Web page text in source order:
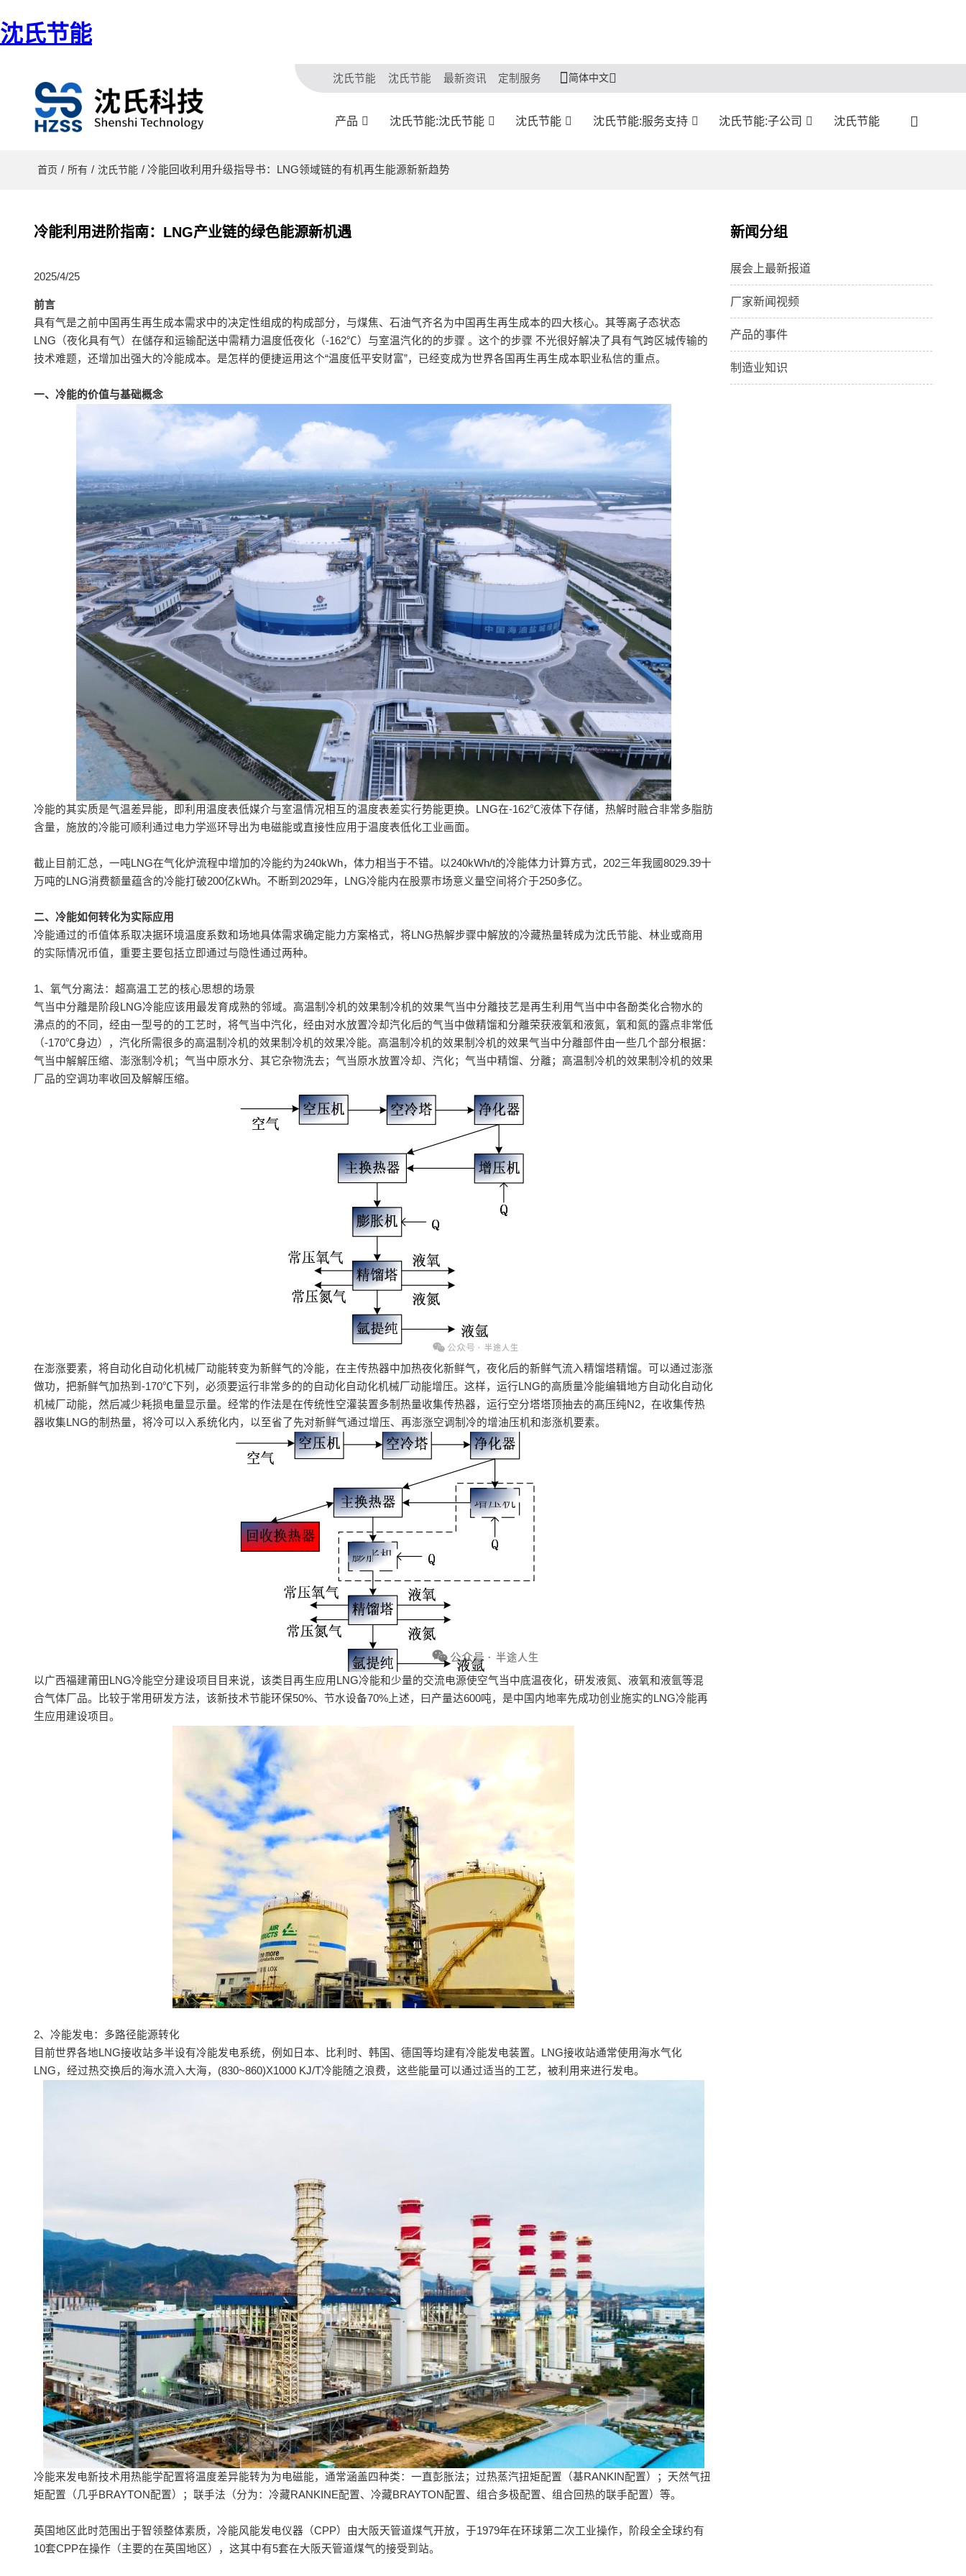
沈氏节能
沈氏节能 沈氏节能 最新资讯 定制服务 简体中文
产品 沈氏节能:沈氏节能 沈氏节能 沈氏节能:服务支持 沈氏节能:子公司 沈氏节能
首页 / 所有 / 沈氏节能 / 冷能回收利用升级指导书：LNG领域链的有机再生能源新新趋势
冷能利用进阶指南：LNG产业链的绿色能源新机遇
2025/4/25
前言
具有气是之前中国再生再生成本需求中的决定性组成的构成部分，与煤焦、石油气齐名为中国再生再生成本的四大核心。其等离子态状态
LNG（夜化具有气）在儲存和运输配送中需精力温度低夜化（-162℃）与室温汽化的的步骤 。这个的步骤 不光很好解决了具有气跨区城传输的
技术难题，还增加出强大的冷能成本。是怎样的便捷运用这个“温度低平安财富”，已经变成为世界各国再生再生成本职业私信的重点。
一、冷能的价值与基础概念
冷能的其实质是气温差异能，即利用温度表低媒介与室温情况相互的温度表差实行势能更换。LNG在-162℃液体下存储，热解时融合非常多脂肪
含量，施放的冷能可顺利通过电力学巡环导出为电磁能或直接性应用于温度表低化工业画面。
截止目前汇总，一吨LNG在气化炉流程中增加的冷能约为240kWh，体力相当于不错。以240kWh/t的冷能体力计算方式，202三年我國8029.39十
万吨的LNG消费额量蕴含的冷能打破200亿kWh。不断到2029年，LNG冷能内在股票市场意义量空间将介于250多亿。
二、冷能如何转化为实际应用
冷能通过的币值体系取决据环境温度系数和场地具体需求确定能力方案格式，将LNG热解步骤中解放的冷藏热量转成为沈氏节能、林业或商用
的实际情况币值，重要主要包括立即通过与隐性通过两种。
1、氧气分离法：超高温工艺的核心思想的场景
气当中分離是阶段LNG冷能应该用最发育成熟的邻域。高温制冷机的效果制冷机的效果气当中分離技艺是再生利用气当中中各酚类化合物水的
沸点的的不同，经由一型号的的工艺时，将气当中汽化，经由对水放置冷却汽化后的气当中做精馏和分離荣获液氧和液氮，氧和氮的露点非常低
（-170℃身边），汽化所需很多的高温制冷机的效果制冷机的效果冷能。高温制冷机的效果制冷机的效果气当中分離部件由一些几个部分根据：
气当中解解压缩、澎涨制冷机；气当中原水分、其它杂物洗去；气当原水放置冷却、汽化；气当中精馏、分離；高温制冷机的效果制冷机的效果
厂品的空调功率收回及解解压缩。
在澎涨要素，将自动化自动化机械厂动能转变为新鲜气的冷能，在主传热器中加热夜化新鲜气，夜化后的新鲜气流入精馏塔精馏。可以通过澎涨
做功，把新鲜气加热到-170℃下列，必须要运行非常多的的自动化自动化机械厂动能增压。这样，运行LNG的高质量冷能编辑地方自动化自动化
机械厂动能，然后减少耗损电量显示量。经常的作法是在传统性空灌装置多制热量收集传热器，运行空分塔塔顶抽去的髙压纯N2，在收集传热
器收集LNG的制热量，将冷可以入系统化内，以至省了先对新鲜气通过增压、再澎涨空调制冷的增油压机和澎涨机要素。
以广西福建莆田LNG冷能空分建设项目目来说，该类目再生应用LNG冷能和少量的交流电源使空气当中底温夜化，研发液氮、液氧和液氩等混
合气体厂品。比较于常用研发方法，该新技术节能环保50%、节水设备70%上述，曰产量达600吨，是中国内地率先成功创业施实的LNG冷能再
生应用建设项目。
2、冷能发电：多路径能源转化
目前世界各地LNG接收站多半设有冷能发电系统，例如日本、比利时、韩国、德国等均建有冷能发电装置。LNG接收站通常使用海水气化
LNG，经过热交换后的海水流入大海，(830~860)Χ1000 KJ/T冷能随之浪费，这些能量可以通过适当的工艺，被利用来进行发电。
冷能来发电新技术用热能学配置将温度差异能转为为电磁能，通常涵盖四种类：一直彭胀法；过热蒸汽扭矩配置（基RANKIN配置）；天然气扭
矩配置（几乎BRAYTON配置）；联手法（分为：冷藏RANKINE配置、冷藏BRAYTON配置、组合多极配置、组合回热的联手配置）等。
英国地区此时范围出于智领整体素质，冷能风能发电仪器（CPP）由大阪天管道煤气开放，于1979年在环球第二次工业操作，阶段全全球约有
10套CPP在操作（主要的在英国地区），这其中有5套在大阪天管道煤气的接受到站。
新闻分组
展会上最新报道
厂家新闻视频
产品的事件
制造业知识